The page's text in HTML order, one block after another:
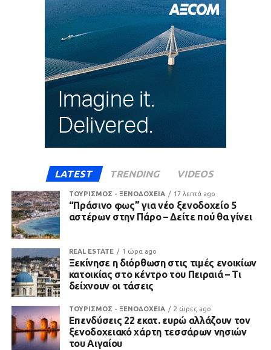
LATEST TRENDING VIDEOS
ΤΟΥΡΙΣΜΟΣ - ΞΕΝΟΔΟΧΕΙΑ 17 λεπτά ago
“Πράσινο φως” για νέο ξενοδοχείο 5
αστέρων στην Πάρο – Δείτε πού θα γίνει
REAL ESTATE 1 ώρα ago
Ξεκίνησε η διόρθωση στις τιμές ενοικίων
κατοικίας στο κέντρο του Πειραιά – Τι
δείχνουν οι τάσεις
ΤΟΥΡΙΣΜΟΣ - ΞΕΝΟΔΟΧΕΙΑ 2 ώρες ago
Επενδύσεις 22 εκατ. ευρώ αλλάζουν τον
ξενοδοχειακό χάρτη τεσσάρων νησιών
του Αιγαίου